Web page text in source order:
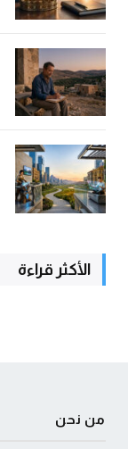
الأكثر قراءة
من نحن